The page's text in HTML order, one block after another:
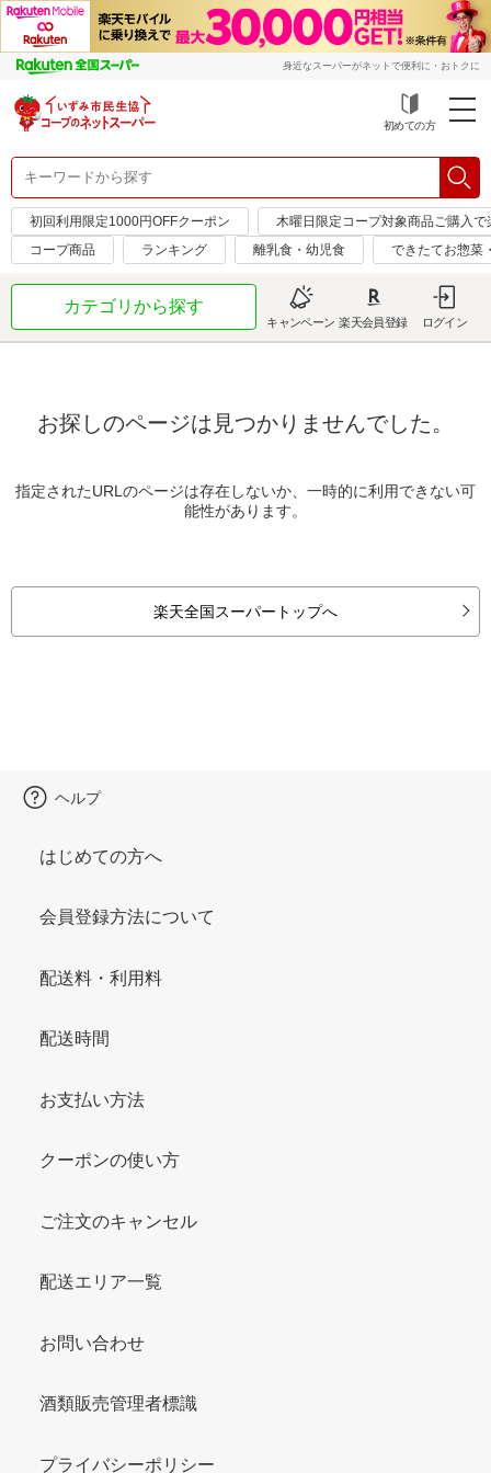
身近なスーパーがネットで便利に・おトクに
初めての方
初回利用限定1000円OFFクーポン
木曜日限定コープ対象商品ご購入
コープ商品
ランキング 離乳食・幼児食 できたてお惣菜
カテゴリから探す
キャンペーン 楽天会員登録 ログイン
お探しのページは見つかりませんでした。
指定されたURLのページは存在しないか、一時的に利用できない可
能性があります。
楽天全国スーパートップへ
ヘルプ
はじめての方へ
会員登録方法について
配送料・利用料
配送時間
お支払い方法
クーポンの使い方
ご注文のキャンセル
配送エリア一覧
お問い合わせ
酒類販売管理者標識
プライバシーポリシー